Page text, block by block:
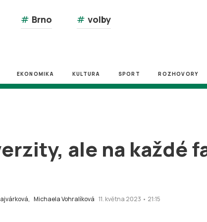
# Brno # volby
EKONOMIKA KULTURA SPORT ROZHOVORY
ale na každé
Michaela Vohralíková 11. května 2023 • 21:15